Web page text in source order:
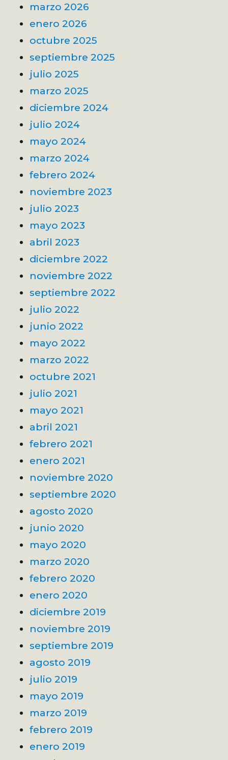
marzo 2026
enero 2026
octubre 2025
septiembre 2025
julio 2025
marzo 2025
diciembre 2024
julio 2024
mayo 2024
marzo 2024
febrero 2024
noviembre 2023
julio 2023
mayo 2023
abril 2023
diciembre 2022
noviembre 2022
septiembre 2022
julio 2022
junio 2022
mayo 2022
marzo 2022
octubre 2021
julio 2021
mayo 2021
abril 2021
febrero 2021
enero 2021
noviembre 2020
septiembre 2020
agosto 2020
junio 2020
mayo 2020
marzo 2020
febrero 2020
enero 2020
diciembre 2019
noviembre 2019
septiembre 2019
agosto 2019
julio 2019
mayo 2019
marzo 2019
febrero 2019
enero 2019